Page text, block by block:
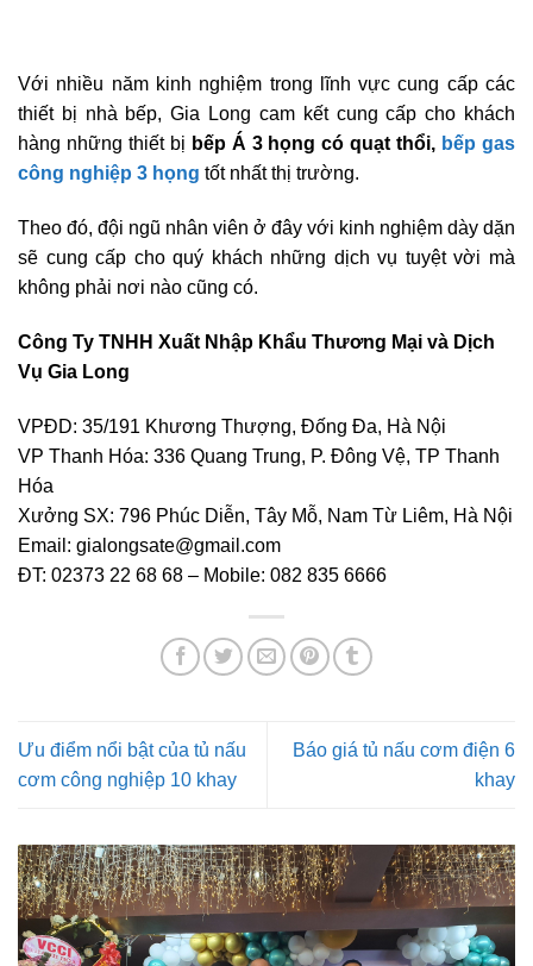
Với nhiều năm kinh nghiệm trong lĩnh vực cung cấp các
thiết bị nhà bếp, Gia Long cam kết cung cấp cho khách
hàng những thiết bị bếp Á 3 họng có quạt thổi, bếp gas
công nghiệp 3 họng tốt nhất thị trường.
Theo đó, đội ngũ nhân viên ở đây với kinh nghiệm dày dặn
sẽ cung cấp cho quý khách những dịch vụ tuyệt vời mà
không phải nơi nào cũng có.
Công Ty TNHH Xuất Nhập Khẩu Thương Mại và Dịch
Vụ Gia Long
VPĐD: 35/191 Khương Thượng, Đống Đa, Hà Nội
VP Thanh Hóa: 336 Quang Trung, P. Đông Vệ, TP Thanh
Hóa
Xưởng SX: 796 Phúc Diễn, Tây Mỗ, Nam Từ Liêm, Hà Nội
Email: gialongsate@gmail.com
ĐT: 02373 22 68 68 – Mobile: 082 835 6666
Ưu điểm nổi bật của tủ nấu
cơm công nghiệp 10 khay
Báo giá tủ nấu cơm điện 6
khay